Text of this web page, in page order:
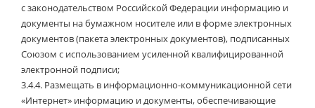
с законодательством Российской Федерации информацию и
документы на бумажном носителе или в форме электронных
документов (пакета электронных документов), подписанных
Союзом с использованием усиленной квалифицированной
электронной подписи;
3.4.4. Размещать в информационно-коммуникационной сети
«Интернет» информацию и документы, обеспечивающие